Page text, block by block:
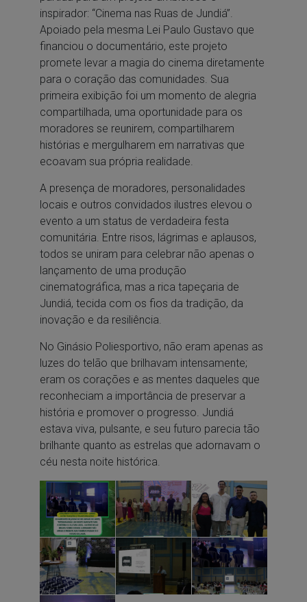
inspirador: “Cinema nas Ruas de Jundiá”.
Apoiado pela mesma Lei Paulo Gustavo que
financiou o documentário, este projeto
promete levar a magia do cinema diretamente
para o coração das comunidades. Sua
primeira exibição foi um momento de alegria
compartilhada, uma oportunidade para os
moradores se reunirem, compartilharem
histórias e mergulharem em narrativas que
ecoavam sua própria realidade.
A presença de moradores, personalidades
locais e outros convidados ilustres elevou o
evento a um status de verdadeira festa
comunitária. Entre risos, lágrimas e aplausos,
todos se uniram para celebrar não apenas o
lançamento de uma produção
cinematográfica, mas a rica tapeçaria de
Jundiá, tecida com os fios da tradição, da
inovação e da resiliência.
No Ginásio Poliesportivo, não eram apenas as
luzes do telão que brilhavam intensamente;
eram os corações e as mentes daqueles que
reconheciam a importância de preservar a
história e promover o progresso. Jundiá
estava viva, pulsante, e seu futuro parecia tão
brilhante quanto as estrelas que adornavam o
céu nesta noite histórica.